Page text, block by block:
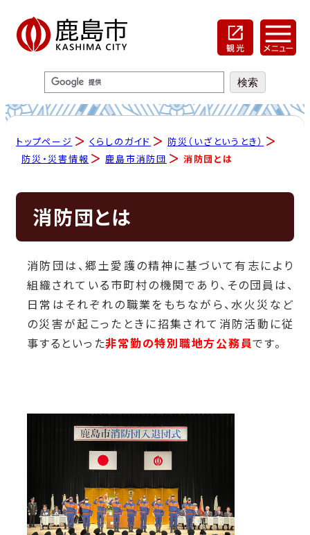
トップページ くらしのガイド
防災（いざというとき）
防災・災害情報
鹿島市消防団 消防団とは
消防団とは
消防団は、郷土愛護の精神に基づいて有志により
組織されている市町村の機関であり、その団員は、
日常はそれぞれの職業をもちながら、水火災など
の災害が起こったときに招集されて消防活動に従
事するといった非常勤の特別職地方公務員です。